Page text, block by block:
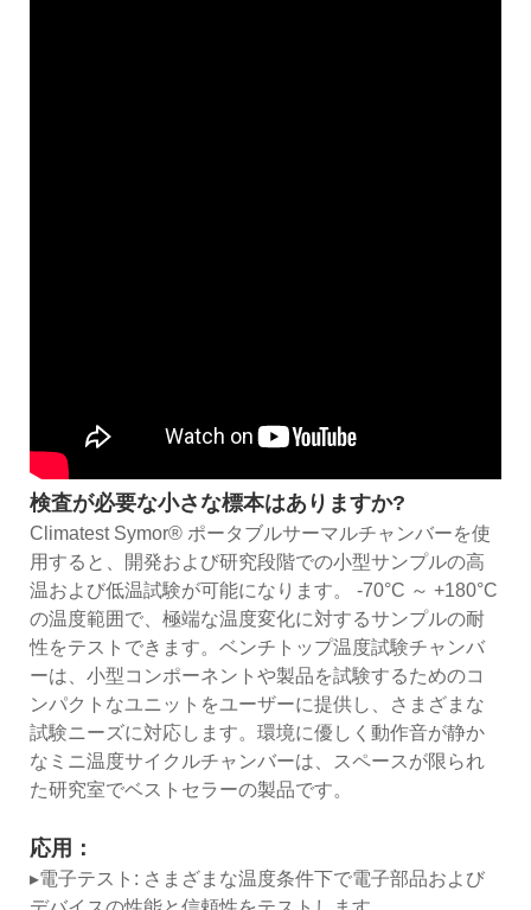
検査が必要な小さな標本はありますか?
Climatest Symor® ポータブルサーマルチャンバーを使
用すると、開発および研究段階での小型サンプルの高
温および低温試験が可能になります。 -70°C ～ +180°C
の温度範囲で、極端な温度変化に対するサンプルの耐
性をテストできます。ベンチトップ温度試験チャンバ
ーは、小型コンポーネントや製品を試験するためのコ
ンパクトなユニットをユーザーに提供し、さまざまな
試験ニーズに対応します。環境に優しく動作音が静か
なミニ温度サイクルチャンバーは、スペースが限られ
た研究室でベストセラーの製品です。
応用：
▸電子テスト: さまざまな温度条件下で電子部品および